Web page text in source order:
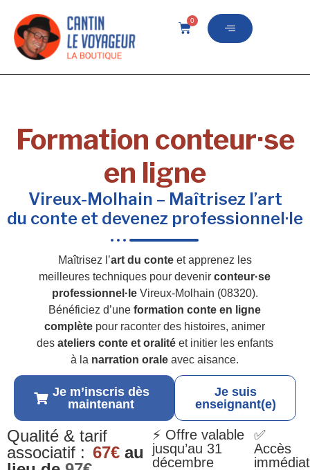
0
Formation conteur·se
en ligne
Vireux-Molhain – Maîtrisez l’art
du conte et devenez professionnel·le
Maîtrisez l’art du conteet apprenez les
meilleures techniques pour devenirconteur·se
professionnel·leVireux-Molhain (08320).
Bénéficiez d’uneformation conte en ligne
complète pour raconter des histoires, animer
des ateliers conte et oralitéet initier les enfants
à la narration orale avec aisance.
Je m’inscris dès
maintenant
Je suis
enseignant(e)
Qualité & tarif
associatif : 67€ au
⚡ Offre valable
jusqu’au 31
décembre
✅
Accès
immédiat